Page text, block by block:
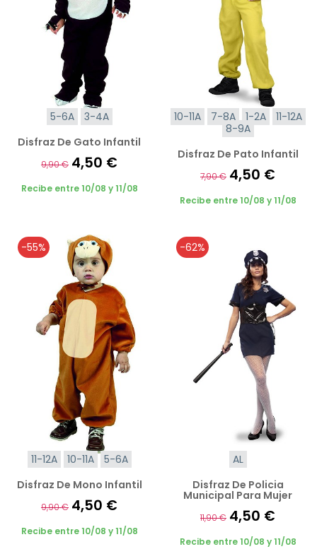
5-6A
3-4A
Disfraz De Gato Infantil
9,90 € 4,50 €
Recibe entre 10/08 y 11/08
10-11A 7-8A 1-2A
11-12A
8-9A
Disfraz De Pato Infantil
7,90 € 4,50 €
Recibe entre 10/08 y 11/08
-55%
11-12A 10-11A
5-6A
Disfraz De Mono Infantil
9,90 € 4,50 €
Recibe entre 10/08 y 11/08
-62%
AL
Disfraz De Policia
Municipal Para Mujer
11,90 € 4,50 €
Recibe entre 10/08 y 11/08